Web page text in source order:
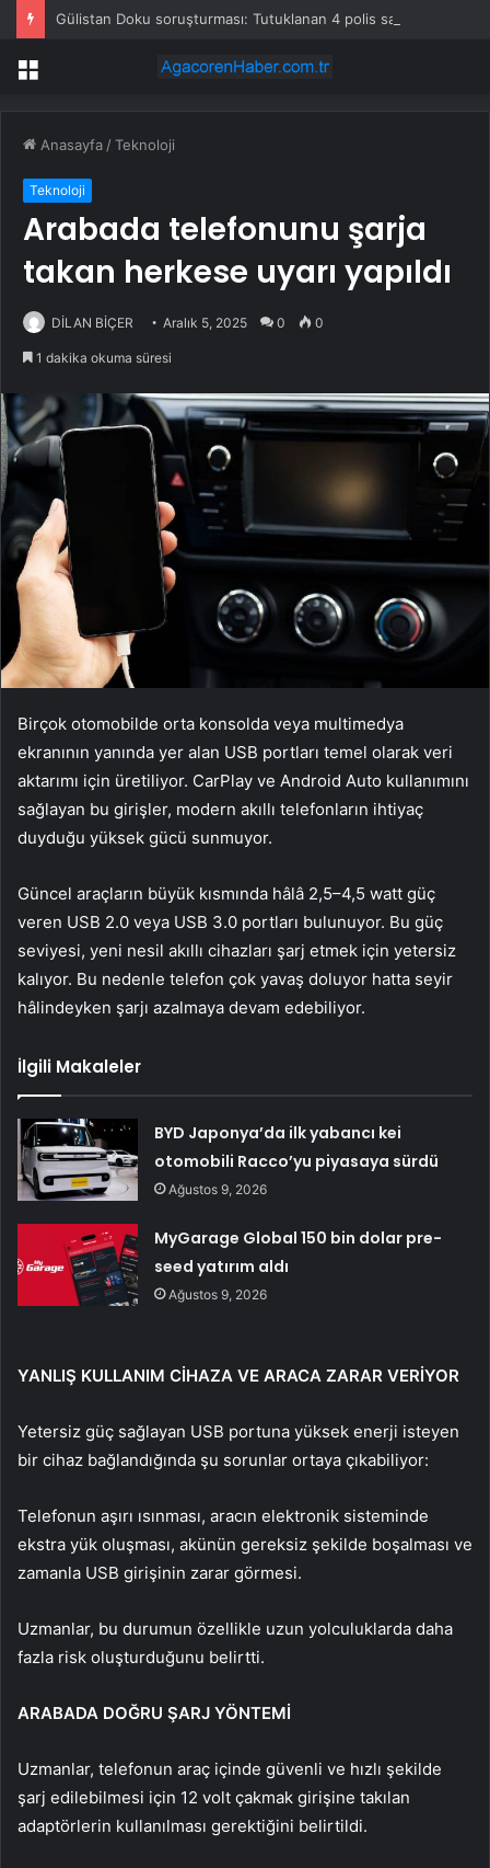
Menü
Anasayfa /Teknoloji
Teknoloji
Arabada telefonunu şarja
takan herkese uyarı yapıldı
DİLAN BİÇER Aralık 5, 2025 0 0
1 dakika okuma süresi
Birçok otomobilde orta konsolda veya multimedya
ekranının yanında yer alan USB portları temel olarak veri
aktarımı için üretiliyor. CarPlay ve Android Auto kullanımını
sağlayan bu girişler, modern akıllı telefonların ihtiyaç
duyduğu yüksek gücü sunmuyor.
Güncel araçların büyük kısmında hâlâ 2,5–4,5 watt güç
veren USB 2.0 veya USB 3.0 portları bulunuyor. Bu güç
seviyesi, yeni nesil akıllı cihazları şarj etmek için yetersiz
kalıyor. Bu nedenle telefon çok yavaş doluyor hatta seyir
hâlindeyken şarjı azalmaya devam edebiliyor.
İlgili Makaleler
BYD Japonya’da ilk yabancı kei
otomobili Racco’yu piyasaya sürdü
Ağustos 9, 2026
MyGarage Global 150 bin dolar pre-
seed yatırım aldı
Ağustos 9, 2026
YANLIŞ KULLANIM CİHAZA VE ARACA ZARAR VERİYOR
Yetersiz güç sağlayan USB portuna yüksek enerji isteyen
bir cihaz bağlandığında şu sorunlar ortaya çıkabiliyor:
Telefonun aşırı ısınması, aracın elektronik sisteminde
ekstra yük oluşması, akünün gereksiz şekilde boşalması ve
zamanla USB girişinin zarar görmesi.
Uzmanlar, bu durumun özellikle uzun yolculuklarda daha
fazla risk oluşturduğunu belirtti.
ARABADA DOĞRU ŞARJ YÖNTEMİ
Uzmanlar, telefonun araç içinde güvenli ve hızlı şekilde
şarj edilebilmesi için 12 volt çakmak girişine takılan
adaptörlerin kullanılması gerektiğini belirtildi.